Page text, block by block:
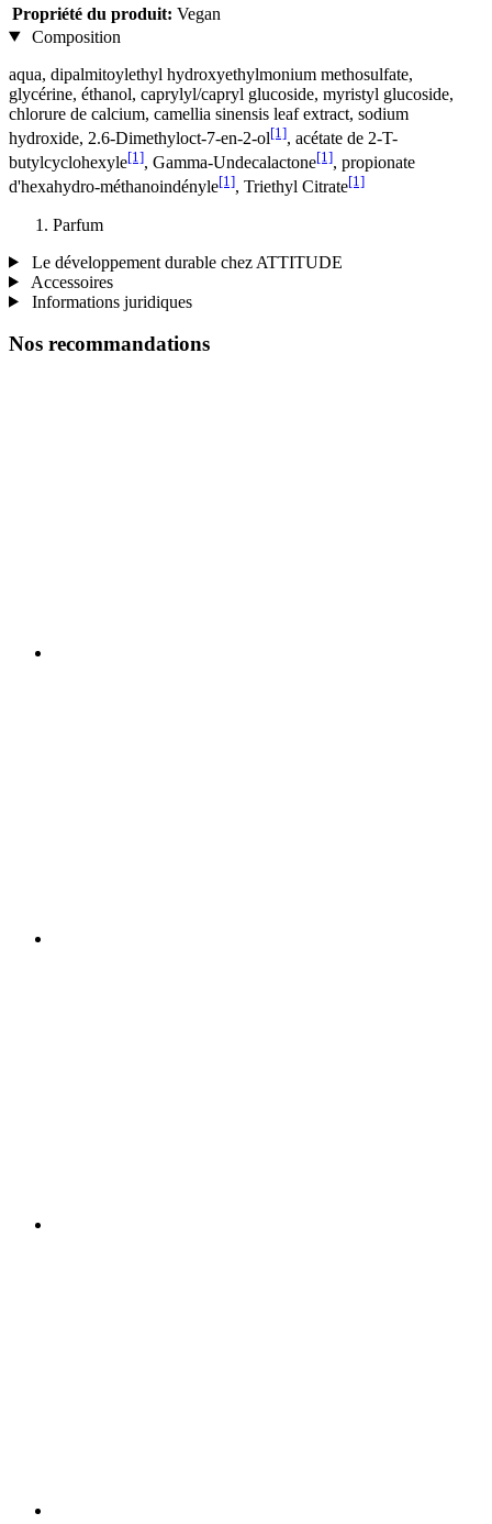
Propriété du produit: Vegan
Composition
aqua, dipalmitoylethyl hydroxyethylmonium methosulfate,
glycérine, éthanol, caprylyl/capryl glucoside, myristyl glucoside,
chlorure de calcium, camellia sinensis leaf extract, sodium
hydroxide, 2.6-Dimethyloct-7-en-2-ol[1], acétate de 2-T-
butylcyclohexyle[1], Gamma-Undecalactone[1], propionate
d'hexahydro-méthanoindényle[1], Triethyl Citrate[1]
Parfum
Le développement durable chez ATTITUDE
Accessoires
Informations juridiques
Nos recommandations